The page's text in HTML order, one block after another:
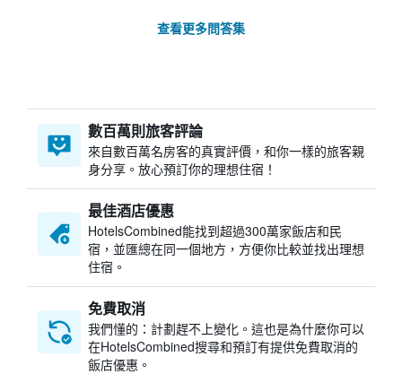
查看更多問答集
數百萬則旅客評論
來自數百萬名房客的真實評價，和你一樣的旅客親
身分享。放心預訂你的理想住宿！
最佳酒店優惠
HotelsCombined​能找到超過300萬家飯店和民
宿，並匯總在同一個地方，方便你比較並找出理想
住宿。
免費取消
我們懂的：計劃趕不上變化。這也是為什麼你可以
在HotelsCombined搜尋和預訂有提供免費取消的
飯店優惠。